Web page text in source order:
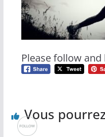
Please follow and
Vous